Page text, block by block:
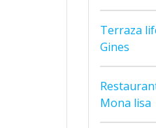
Terraza
Gines
Mona lisa